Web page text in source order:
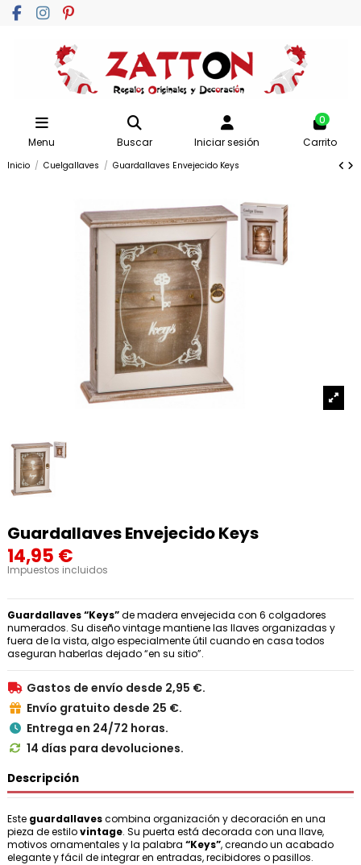
Menu Buscar Iniciar sesión
0
Carrito
Inicio Cuelgallaves Guardallaves Envejecido Keys
Guardallaves Envejecido Keys
14,95 €
Impuestos incluidos
Guardallaves “Keys”de madera envejecida con 6 colgadores
numerados. Su diseño vintage mantiene las llaves organizadas y
fuera de la vista, algo especialmente útil cuando en casa todos
aseguran haberlas dejado “en su sitio”.
 Gastos de envío desde 2,95 €.
 Envío gratuito desde 25 €.
 Entrega en 24/72 horas.
 14 días para devoluciones.
Descripción
Este guardallavescombina organización y decoración en una
pieza de estilovintage. Su puerta está decorada con una llave,
motivos ornamentales y la palabra “Keys”, creando un acabado
elegante y fácil de integrar en entradas, recibidores o pasillos.